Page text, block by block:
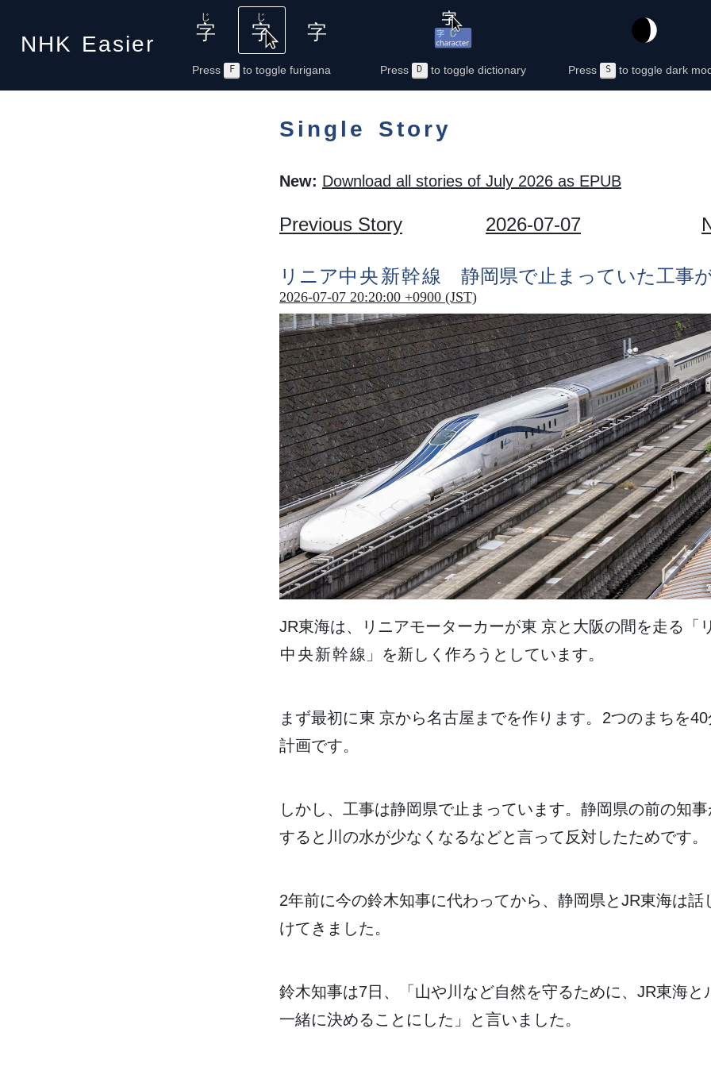
NHK Easier
Press F to toggle furigana Press D to toggle dictionary Press S to toggle dark
Single Story
New: Download all stories of July 2026 as EPUB
Previous Story 2026-07-07
リニア中央新幹線 静岡県で止 まっていた工事
2026-07-07 20:20:00 +0900 (JST)
JR東海は、リニアモーターカーが東京と 大阪の間 を走る「
中央新幹線 」を新しく 作ろうとしています。
まず最初に東京から名古屋 までを作ります。 2つのまちを40
計画です。
しかし、 工事は静岡県で止 まっています。 静岡県の前の知事
すると 川 の水が少なくなるなどと言って 反対したためです。
2年前に今の鈴木知事に代わってから、 静岡県とJR東海は話
けてきました。
鈴木知事は7日 、「 山や 川 など自然を守るために、JR東海と
一緒に決めることにした」と言いました。